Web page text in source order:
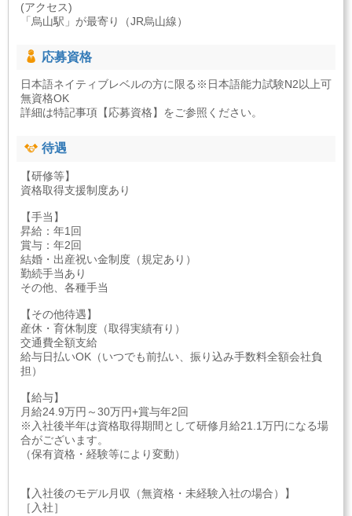
(アクセス)
「烏山駅」が最寄り（JR烏山線）
応募資格
日本語ネイティブレベルの方に限る※日本語能力試験N2以上可
無資格OK
詳細は特記事項【応募資格】をご参照ください。
待遇
【研修等】
資格取得支援制度あり
【手当】
昇給：年1回
賞与：年2回
結婚・出産祝い金制度（規定あり）
勤続手当あり
その他、各種手当
【その他待遇】
産休・育休制度（取得実績有り）
交通費全額支給
給与日払いOK（いつでも前払い、振り込み手数料全額会社負
担）
【給与】
月給24.9万円～30万円+賞与年2回
※入社後半年は資格取得期間として研修月給21.1万円になる場
合がございます。
（保有資格・経験等により変動）
【入社後のモデル月収（無資格・未経験入社の場合）】
［入社］